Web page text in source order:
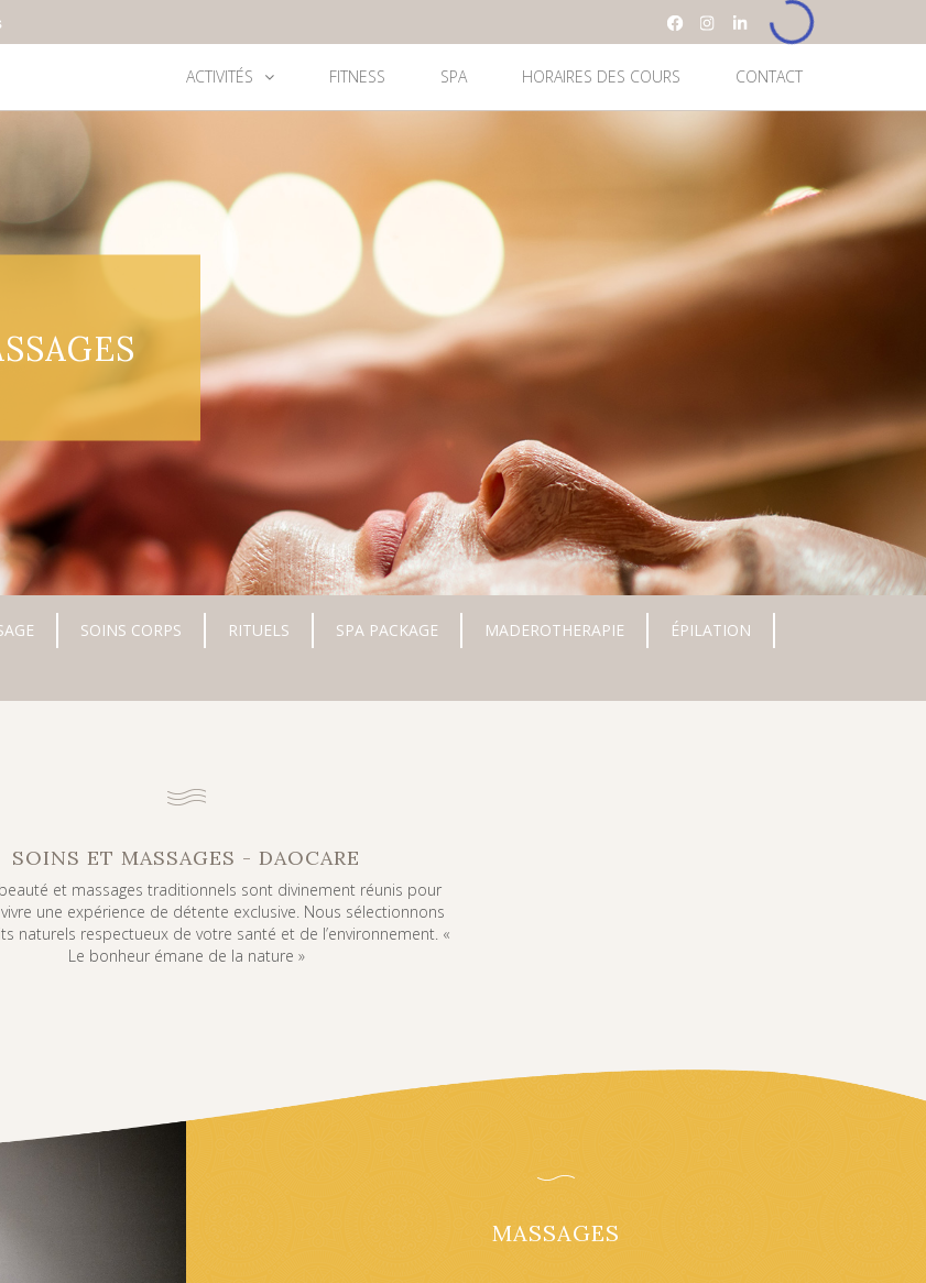
ACTIVITÉS FITNESS SPA HORAIRES DES COURS CONTACT
SOINS CORPS RITUELS SPA PACKAGE MADEROTHERAPIE
ÉPILATION
SOINS ET MASSAGES - DAOCARE
et massages traditionnels sont divinement réunis pour
une expérience de détente exclusive. Nous sélectionnons
naturels respectueux de votre santé et de l’environnement. «
Le bonheur émane de la nature »
MASSAGES